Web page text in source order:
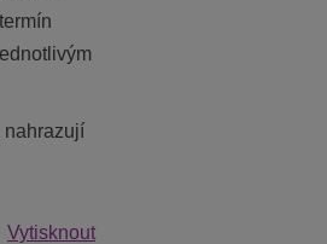
nahrazují
Vytisknout